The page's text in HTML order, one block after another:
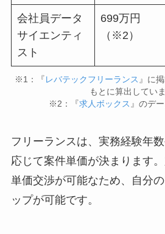
会社員データ
サイエンティ
スト
699万円
（※2）
※1：『レバテックフリーランス 』に
もとに算出していま
※2：『求人ボックス 』のデ
フリーランスは、実務経験年
応じて案件単価が決まります
単価交渉が可能なため、自分
ップが可能です。